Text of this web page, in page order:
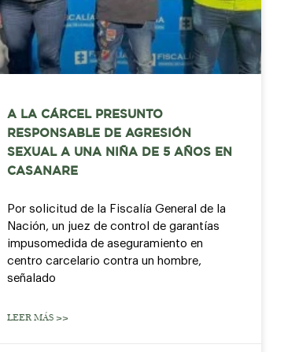
A LA CÁRCEL PRESUNTO
RESPONSABLE DE AGRESIÓN
SEXUAL A UNA NIÑA DE 5 AÑOS EN
CASANARE
Por solicitud de la Fiscalía General de la
Nación, un juez de control de garantías
impusomedida de aseguramiento en
centro carcelario contra un hombre,
señalado
LEER MÁS >>